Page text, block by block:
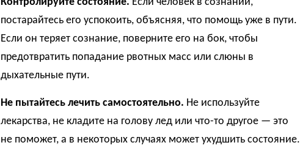
постарайтесь его успокоить, объясняя, что помощь уже в пути.
Если он теряет сознание, поверните его на бок, чтобы
предотвратить попадание рвотных масс или слюны в
дыхательные пути.
Не пытайтесь лечить самостоятельно. Не используйте
лекарства, не кладите на голову лед или что-то другое — это
не поможет, а в некоторых случаях может ухудшить состояние.